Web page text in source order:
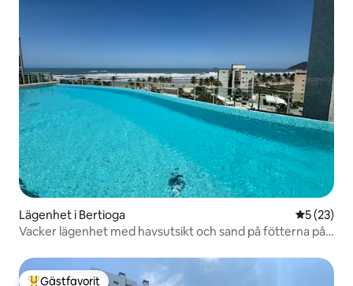
Lägenhet i Bertioga 5 av 5 i
5 (23)
Vacker lägenhet med havsutsikt och sand på fötterna på
Gästfavorit